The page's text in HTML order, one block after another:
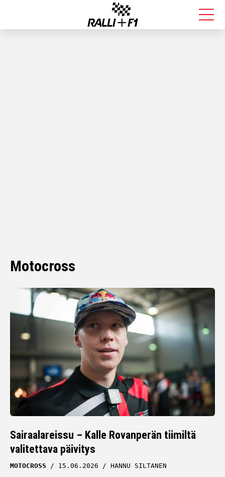
Motocross
Sairaalareissu – Kalle Rovanperän tiimiltä
valitettava päivitys
MOTOCROSS 15.06.2026 HANNU SILTANEN